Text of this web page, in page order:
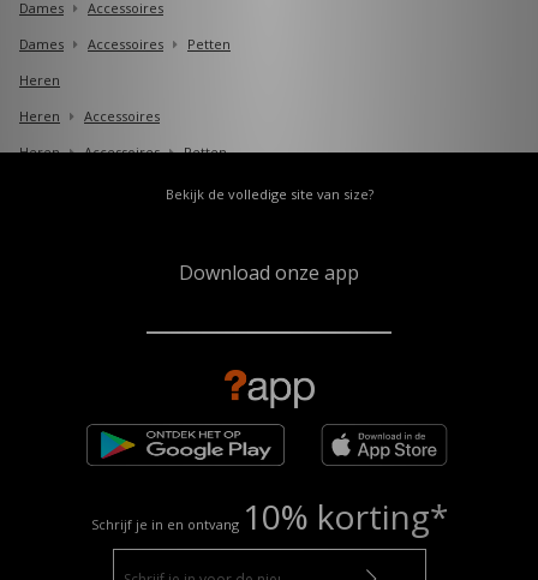
Dames
Accessoires
Dames
Accessoires
Petten
Heren
Heren
Accessoires
Heren
Accessoires Petten
Bekijk de volledige site van size?
Download onze app
Schrijf je in en ontvang 10% korting*